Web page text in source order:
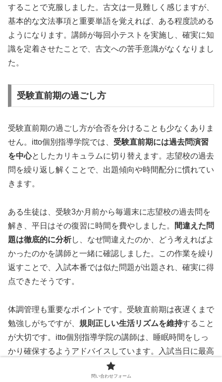
することで克服しました。古文は一見難しく感じますが、
基本的な文法事項と重要単語を覚えれば、ある程度読める
ようになります。講師が毎回小テストを実施し、確実に知
識を定着させたことで、古文への苦手意識がなくなりまし
た。
受験直前期の過ごし方
受験直前期の過ごし方が合否を分けることも少なくありま
せん。itto個別指導学院では、 受験直前期には過去問演習
を中心としたカリキュラムに切り替えます。志望校の過去
問を繰り返し解くことで、出題傾向や時間配分に慣れてい
きます。
ある生徒は、受験3か月前から毎週末に志望校の過去問を
解き、平日はその復習に時間を費やしました。
間違えた問
題は徹底的に分析し、なぜ間違えたのか、どう考えればよ
かったのかを講師と一緒に確認しました。この作業を繰り
返すことで、入試本番では似た問題が出題され、確実に得
点できたそうです。
体調管理も重要なポイントです。受験直前期は夜遅くまで
勉強しがちですが、 規則正しい生活リズムを維持すること
が大切です。itto個別指導学院の講師は、睡眠時間をしっ
かり確保するようアドバイスしています。入試当日に最高
のパフォーマンスを発揮するためには、体調を万全にして
問い合わせフォーム